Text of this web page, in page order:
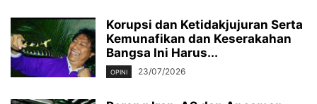
Korupsi dan Ketidakjujuran Serta
Kemunafikan dan Keserakahan
Bangsa Ini Harus...
OPINI 23/07/2026